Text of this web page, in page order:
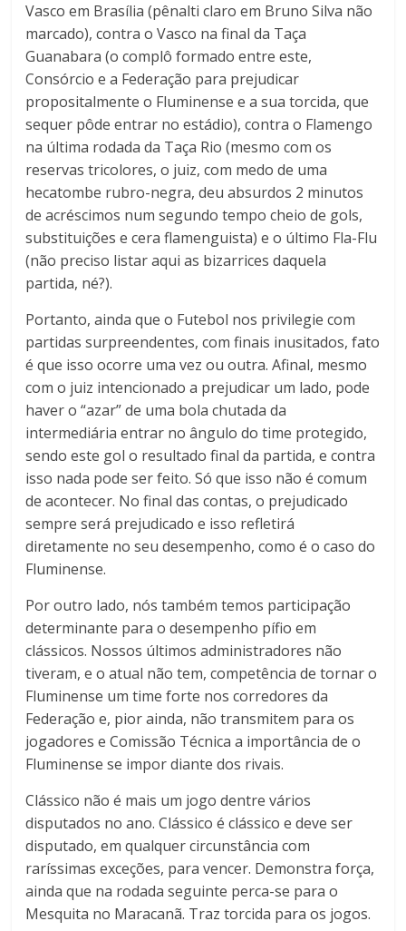
Vasco em Brasília (pênalti claro em Bruno Silva não
marcado), contra o Vasco na final da Taça
Guanabara (o complô formado entre este,
Consórcio e a Federação para prejudicar
propositalmente o Fluminense e a sua torcida, que
sequer pôde entrar no estádio), contra o Flamengo
na última rodada da Taça Rio (mesmo com os
reservas tricolores, o juiz, com medo de uma
hecatombe rubro-negra, deu absurdos 2 minutos
de acréscimos num segundo tempo cheio de gols,
substituições e cera flamenguista) e o último Fla-Flu
(não preciso listar aqui as bizarrices daquela
partida, né?).
Portanto, ainda que o Futebol nos privilegie com
partidas surpreendentes, com finais inusitados, fato
é que isso ocorre uma vez ou outra. Afinal, mesmo
com o juiz intencionado a prejudicar um lado, pode
haver o “azar” de uma bola chutada da
intermediária entrar no ângulo do time protegido,
sendo este gol o resultado final da partida, e contra
isso nada pode ser feito. Só que isso não é comum
de acontecer. No final das contas, o prejudicado
sempre será prejudicado e isso refletirá
diretamente no seu desempenho, como é o caso do
Fluminense.
Por outro lado, nós também temos participação
determinante para o desempenho pífio em
clássicos. Nossos últimos administradores não
tiveram, e o atual não tem, competência de tornar o
Fluminense um time forte nos corredores da
Federação e, pior ainda, não transmitem para os
jogadores e Comissão Técnica a importância de o
Fluminense se impor diante dos rivais.
Clássico não é mais um jogo dentre vários
disputados no ano. Clássico é clássico e deve ser
disputado, em qualquer circunstância com
raríssimas exceções, para vencer. Demonstra força,
ainda que na rodada seguinte perca-se para o
Mesquita no Maracanã. Traz torcida para os jogos.